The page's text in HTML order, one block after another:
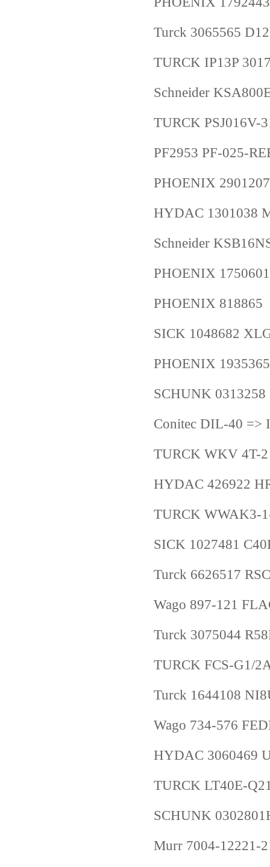
Turck 3065565
TURCK IP13P
Schneider
TURCK PSJ016V-
PF2953 PF-025-
PHOENIX 2901207
HYDAC 1301038
Schneider
PHOENIX 1750601
PHOENIX 818865
SICK 1048682
PHOENIX 1935365
SCHUNK 0313258
Conitec DIL-40 =>
TURCK WKV 4T-2
HYDAC 426922
TURCK WWAK3-
SICK 1027481
Turck 6626517
Wago 897-121
Turck 3075044
TURCK FCS-G1/
Turck 1644108
Wago 734-576
HYDAC 3060469
TURCK LT40E-
SCHUNK
Murr 7004-12221-